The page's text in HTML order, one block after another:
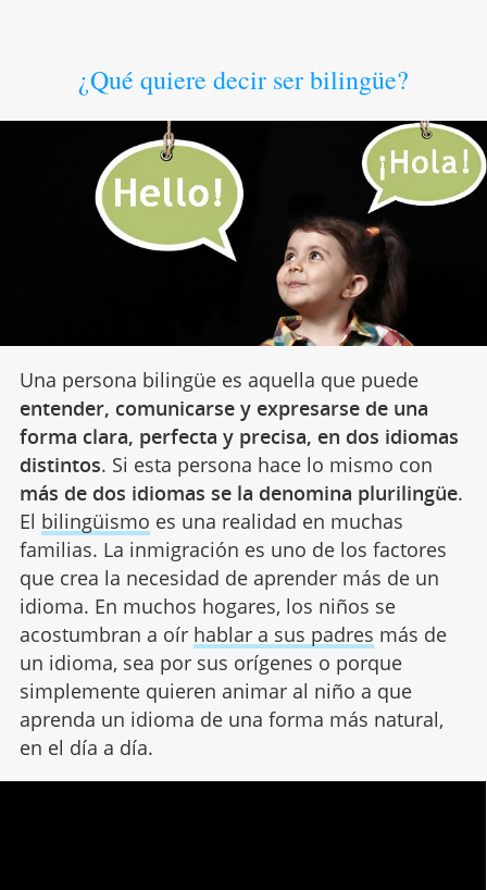
¿Qué quiere decir ser bilingüe?
Una persona bilingüe es aquella que puede
entender, comunicarse y expresarse de una
forma clara, perfecta y precisa, en dos idiomas
distintos. Si esta persona hace lo mismo con
más de dos idiomas se la denomina plurilingüe.
El bilingüismo es una realidad en muchas
familias. La inmigración es uno de los factores
que crea la necesidad de aprender más de un
idioma. En muchos hogares, los niños se
acostumbran a oír hablar a sus padres más de
un idioma, sea por sus orígenes o porque
simplemente quieren animar al niño a que
aprenda un idioma de una forma más natural,
en el día a día.